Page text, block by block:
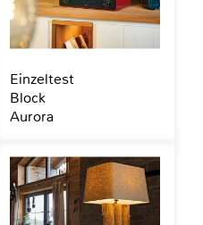
Einzeltest
Block
Aurora